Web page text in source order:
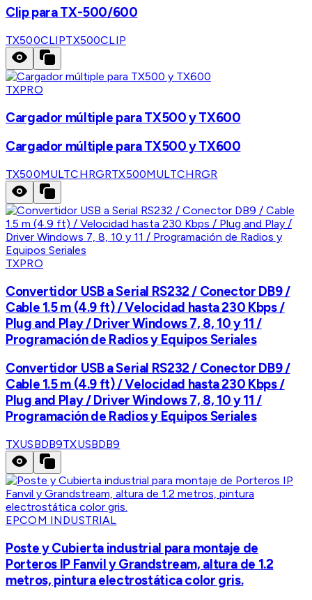
Clip para TX-500/600
TX500CLIPTX500CLIP
TXPRO
Cargador múltiple para TX500 y TX600
Cargador múltiple para TX500 y TX600
TX500MULTCHRGRTX500MULTCHRGR
TXPRO
Convertidor USB a Serial RS232 / Conector DB9 /
Cable 1.5 m (4.9 ft) / Velocidad hasta 230 Kbps /
Plug and Play / Driver Windows 7, 8, 10 y 11 /
Programación de Radios y Equipos Seriales
Convertidor USB a Serial RS232 / Conector DB9 /
Cable 1.5 m (4.9 ft) / Velocidad hasta 230 Kbps /
Plug and Play / Driver Windows 7, 8, 10 y 11 /
Programación de Radios y Equipos Seriales
TXUSBDB9TXUSBDB9
EPCOM INDUSTRIAL
Poste y Cubierta industrial para montaje de
Porteros IP Fanvil y Grandstream, altura de 1.2
metros, pintura electrostática color gris.